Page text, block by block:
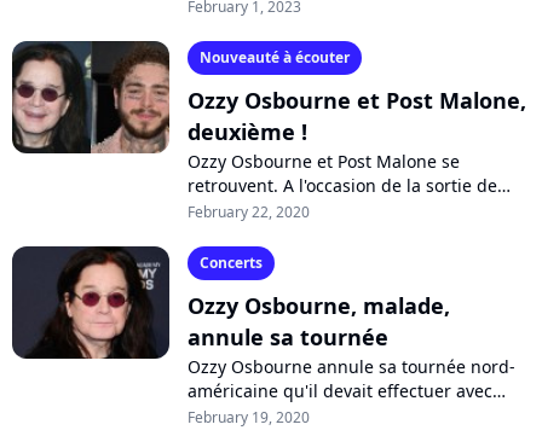
February 1, 2023
Nouveauté à écouter
Ozzy Osbourne et Post Malone,
deuxième !
Ozzy Osbourne et Post Malone se
retrouvent. A l'occasion de la sortie de
l'album "Ordinary Man" du rockeur, les
"It's...
February 22, 2020
Concerts
Ozzy Osbourne, malade,
annule sa tournée
Ozzy Osbourne annule sa tournée nord-
américaine qu'il devait effectuer avec
Marilyn Manson. Atteint de la maladie de
February 19, 2020